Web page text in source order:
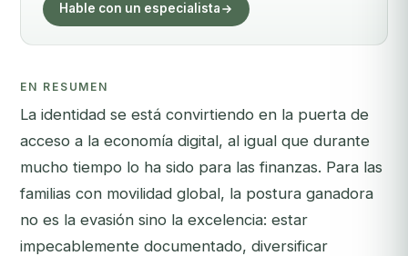
Hable con un especialista
EN RESUMEN
La identidad se está convirtiendo en la puerta de
acceso a la economía digital, al igual que durante
mucho tiempo lo ha sido para las finanzas. Para las
familias con movilidad global, la postura ganadora
no es la evasión sino la excelencia: estar
impecablemente documentado, diversificar